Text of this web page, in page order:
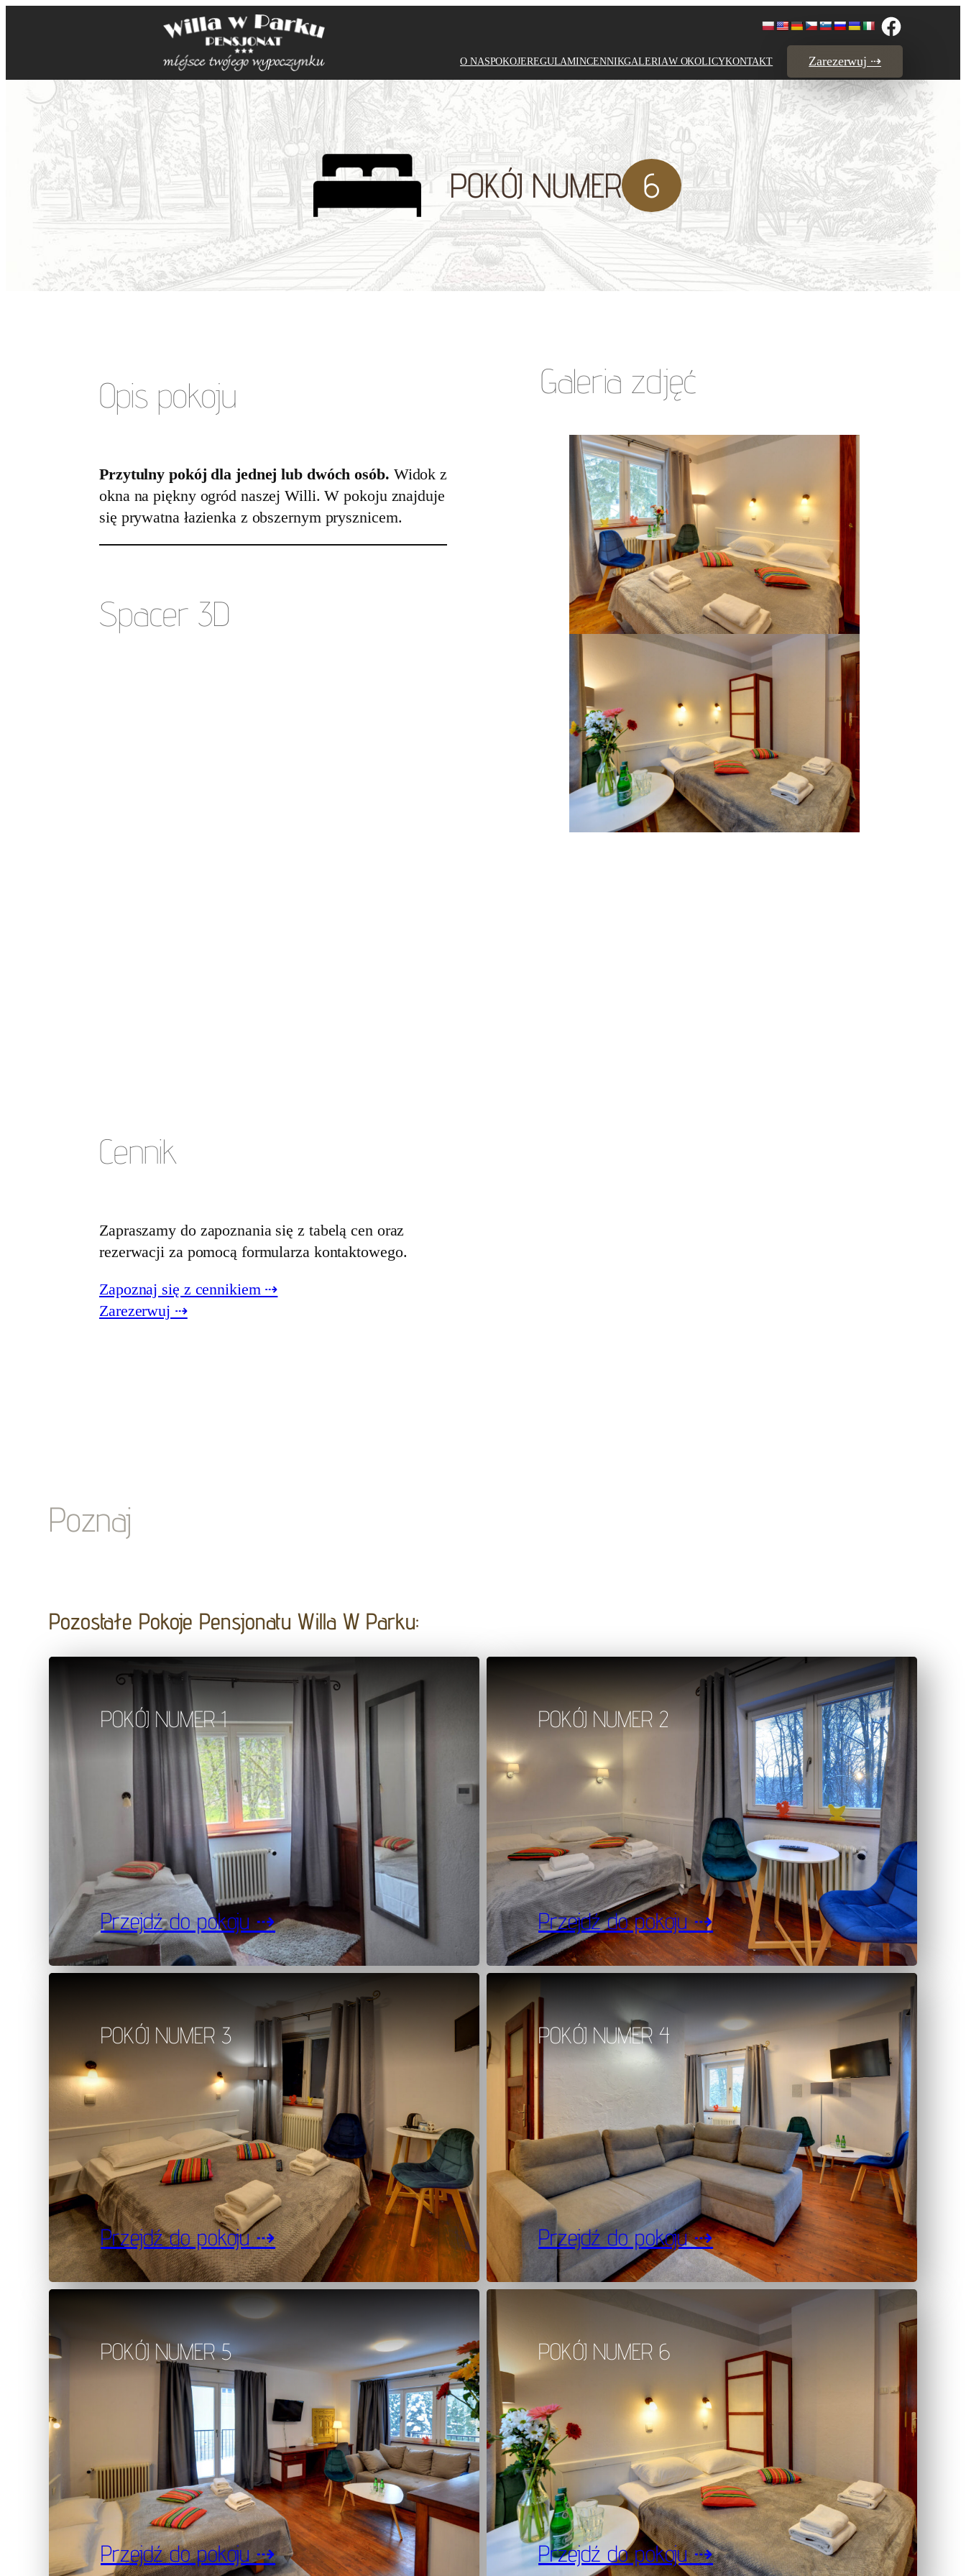
O NASPOKOJEREGULAMINCENNIKGALERIAW OKOLICYKONTAKT Zarezerwuj ⇢
POKÓJ NUMER 6
Opis pokoju
Przytulny pokój dla jednej lub dwóch osób. Widok z
okna na piękny ogród naszej Willi. W pokoju znajduje
się prywatna łazienka z obszernym prysznicem.
Spacer 3D
Cennik
Zapraszamy do zapoznania się z tabelą cen oraz
rezerwacji za pomocą formularza kontaktowego.
Zapoznaj się z cennikiem ⇢
Zarezerwuj ⇢
Galeria zdjęć
Poznaj
Pozostałe Pokoje Pensjonatu Willa W Parku:
POKÓJ NUMER 1
Przejdź do pokoju ⇢
POKÓJ NUMER 2
Przejdź do pokoju ⇢
POKÓJ NUMER 3
Przejdź do pokoju ⇢
POKÓJ NUMER 4
Przejdź do pokoju ⇢
POKÓJ NUMER 5
Przejdź do pokoju ⇢
POKÓJ NUMER 6
Przejdź do pokoju ⇢